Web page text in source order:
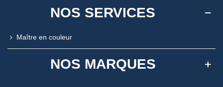
NOS SERVICES
Maître en couleur
NOS MARQUES